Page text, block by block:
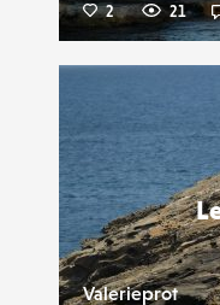
2 21
Valerieprot